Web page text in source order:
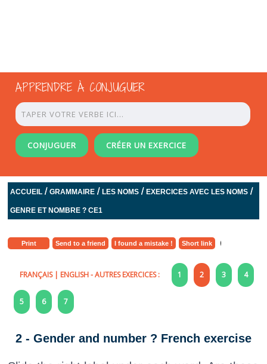
APPRENDRE À CONJUGUER
CONJUGUER CRÉER UN EXERCICE
ACCUEIL /GRAMMAIRE /LES NOMS /EXERCICES AVEC LES NOMS /
GENRE ET NOMBRE ? CE1
Print Send to a friend I found a mistake ! Short link
FRANÇAIS| ENGLISH- AUTRES EXERCICES : 1 2 3 4
5 6 7
2 - Gender and number ? French exercise